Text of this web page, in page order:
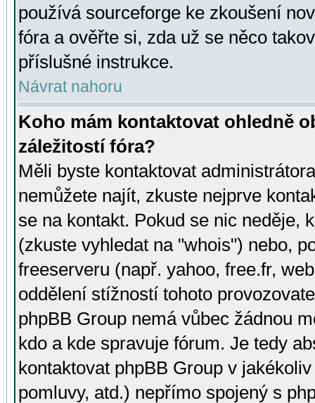
používá sourceforge ke zkoušení
fóra a ověřte si, zda už se něco
příslušné instrukce.
Návrat nahoru
Koho mám kontaktovat ohledně
záležitostí fóra?
Měli byste kontaktovat
nemůžete najít, zkuste nejprve
se na kontakt. Pokud se nic neděje,
(zkuste vyhledat na "whois") nebo,
freeserveru (např. yahoo, free.fr,
oddělení stížností tohoto
phpBB Group nemá vůbec žádnou
kdo a kde spravuje fórum. Je tedy
kontaktovat phpBB Group v
pomluvy, atd.) nepřímo spojený s